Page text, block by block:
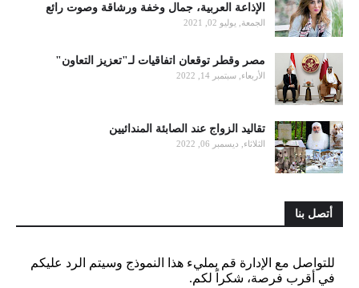
الإذاعة العربية، جمال وخفة ورشاقة وصوت رائع
الجمعة, يوليو 02, 2021
مصر وقطر توقعان اتفاقيات لـ"تعزيز التعاون"
الأربعاء, سبتمبر 14, 2022
تقاليد الزواج عند الصابئة المندائيين
الثلاثاء, ديسمبر 06, 2022
أتصل بنا
للتواصل مع الإدارة قم بمليء هذا النموذج وسيتم الرد عليكم
في أقرب فرصة، شكراً لكم.